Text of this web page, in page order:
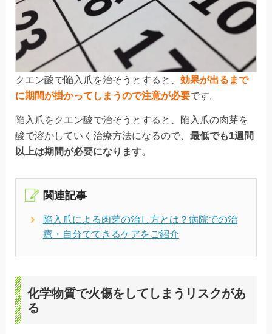
クエン酸で陥入爪を治そうとすると、 効果が出るまで
に期間が掛かってしまうので注意が必要です。
陥入爪をクエン酸で治そうとすると、陥入爪の肉芽を
酸で溶かしていく治療方法になるので、 最低でも1週間
以上は期間が必要になります。
関連記事
陥入爪による肉芽の治し方とは？病院での治
療・自分でできるケアをご紹介
化学物質で火傷をしてしまうリスクがあ
る